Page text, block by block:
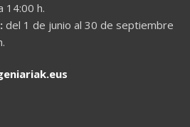
14:00 h.
del 1 de junio al 30 de septiembre